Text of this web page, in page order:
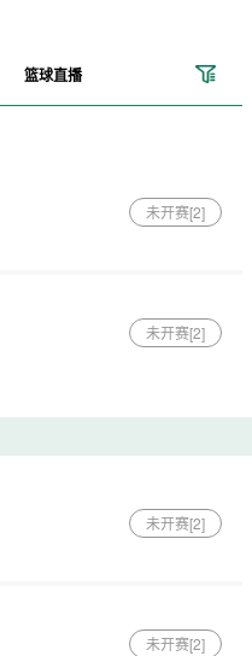
篮球直播
未开赛[2]
未开赛[2]
未开赛[2]
未开赛[2]